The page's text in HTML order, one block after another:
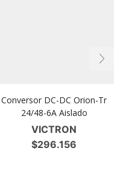
Conversor DC-DC Orion-Tr
24/48-6A Aislado
VICTRON
$296.156